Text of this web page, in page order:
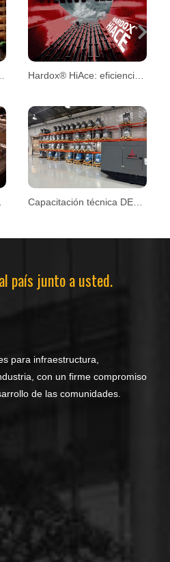
Next
país junto a usted.
para infraestructura,
con un firme compromiso
de las comunidades.